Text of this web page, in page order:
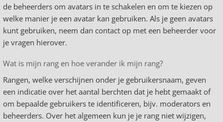
de beheerders om avatars in te schakelen en om te kiezen op
welke manier je een avatar kan gebruiken. Als je geen avatars
kunt gebruiken, neem dan contact op met een beheerder voor
je vragen hierover.
Wat is mijn rang en hoe verander ik mijn rang?
Rangen, welke verschijnen onder je gebruikersnaam, geven
een indicatie over het aantal berchten dat je hebt gemaakt of
om bepaalde gebruikers te identificeren, bijv. moderators en
beheerders. Over het algemeen kun je je rang niet wijzigen,